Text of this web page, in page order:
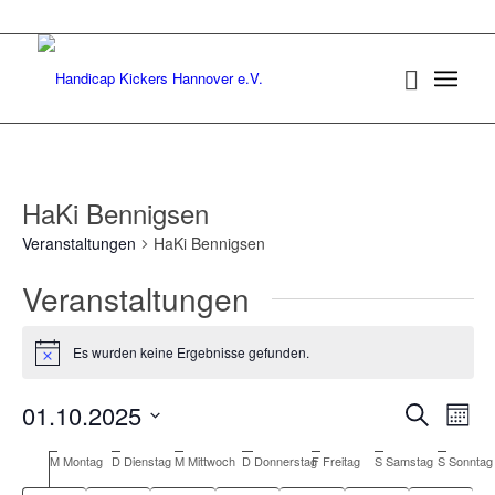
HaKi Bennigsen
Veranstaltungen HaKi Bennigsen
Veranstaltungen
HinweisEs wurden keine Ergebnisse gefunden.
Suche
und
SucheMonat
01.10.2025
wählen.
Kalender
MMontag D Dienstag MMittwoch D DonnerstagF Freitag SSamstag SSonntag